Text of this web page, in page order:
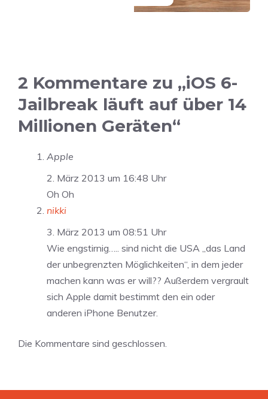
2 Kommentare zu „iOS 6-
Jailbreak läuft auf über 14
Millionen Geräten“
Apple
2. März 2013 um 16:48 Uhr
Oh Oh
nikki
3. März 2013 um 08:51 Uhr
Wie engstirnig….. sind nicht die USA „das Land
der unbegrenzten Möglichkeiten“, in dem jeder
machen kann was er will?? Außerdem vergrault
sich Apple damit bestimmt den ein oder
anderen iPhone Benutzer.
Die Kommentare sind geschlossen.